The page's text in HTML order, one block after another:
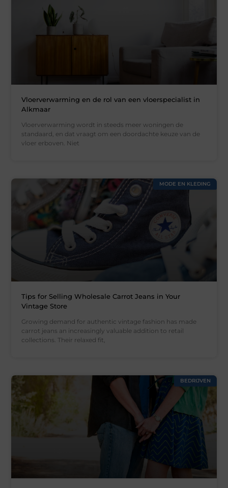
Vloerverwarming en de rol van een vloerspecialist in
Alkmaar
Vloerverwarming wordt in steeds meer woningen de
standaard, en dat vraagt om een doordachte keuze van de
vloer erboven. Niet
MODE EN KLEDING
Tips for Selling Wholesale Carrot Jeans in Your
Vintage Store
Growing demand for authentic vintage fashion has made
carrot jeans an increasingly valuable addition to retail
collections. Their relaxed fit,
BEDRIJVEN